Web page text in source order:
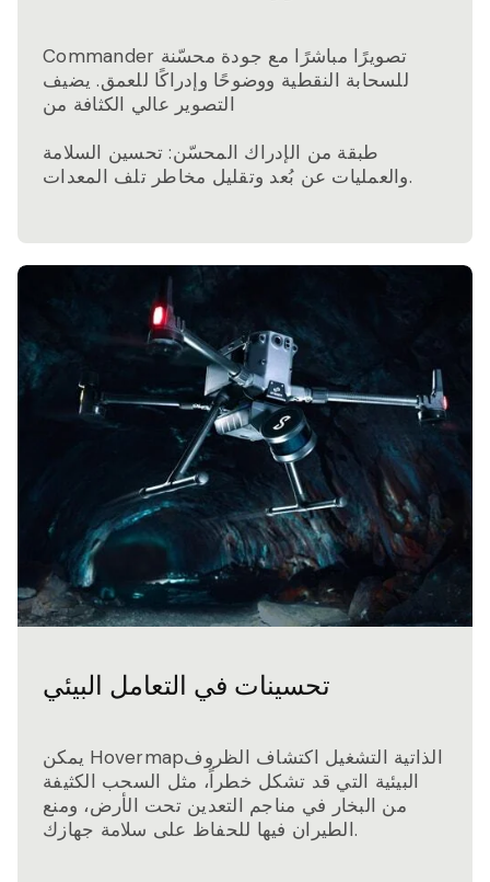
Commander تصويرًا مباشرًا مع جودة محسّنة
للسحابة النقطية ووضوحًا وإدراكًا للعمق. يضيف
التصوير عالي الكثافة من
طبقة من الإدراك المحسّن: تحسين السلامة
والعمليات عن بُعد وتقليل مخاطر تلف المعدات.
تحسينات في التعامل البيئي
يمكن Hovermapالذاتية التشغيل اكتشاف الظروف
البيئية التي قد تشكل خطراً، مثل السحب الكثيفة
من البخار في مناجم التعدين تحت الأرض، ومنع
الطيران فيها للحفاظ على سلامة جهازك.